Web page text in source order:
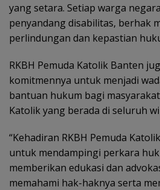
yang setara. Setiap warga
penyandang disabilitas, berhak
perlindungan dan kepastian
RKBH Pemuda Katolik Banten
komitmennya untuk menjadi
bantuan hukum bagi
Katolik yang berada di seluruh
“Kehadiran RKBH Pemuda
untuk mendampingi perkara
memberikan edukasi dan
memahami hak-haknya serta